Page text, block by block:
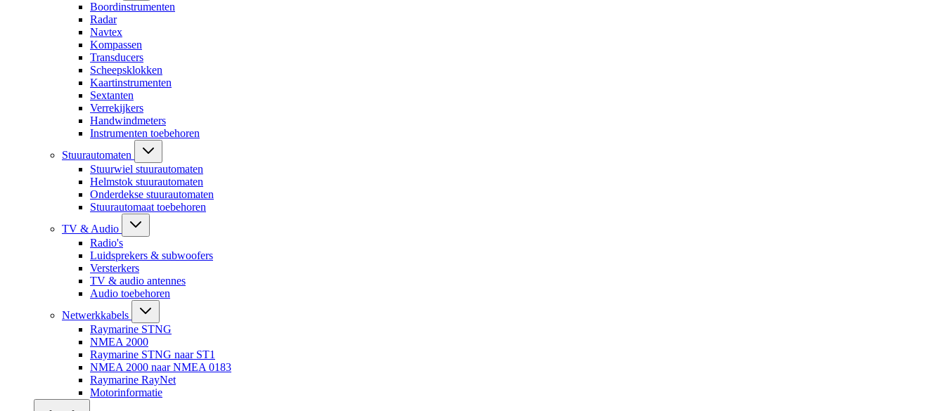
Boordinstrumenten
Radar
Navtex
Kompassen
Transducers
Scheepsklokken
Kaartinstrumenten
Sextanten
Verrekijkers
Handwindmeters
Instrumenten toebehoren
Stuurautomaten
Stuurwiel stuurautomaten
Helmstok stuurautomaten
Onderdekse stuurautomaten
Stuurautomaat toebehoren
TV & Audio
Radio's
Luidsprekers & subwoofers
Versterkers
TV & audio antennes
Audio toebehoren
Netwerkkabels
Raymarine STNG
NMEA 2000
Raymarine STNG naar ST1
NMEA 2000 naar NMEA 0183
Raymarine RayNet
Motorinformatie